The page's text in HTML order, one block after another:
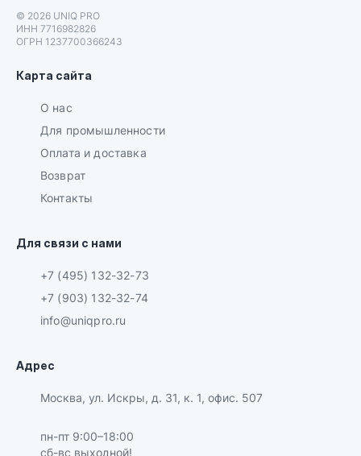
© 2026 UNIQ PRO
ИНН 7716982826
ОГРН 1237700366243
Карта сайта
О нас
Для промышленности
Оплата и доставка
Возврат
Контакты
Для связи с нами
+7 (495) 132-32-73
+7 (903) 132-32-74
info@uniqpro.ru
Адрес
Москва, ул. Искры, д. 31, к. 1, офис. 507
пн-пт 9:00–18:00
сб-вс выходной!